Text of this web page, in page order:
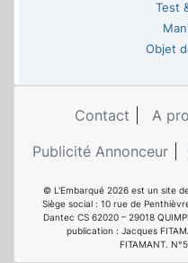
Test
Objet
Contact
A
Publicité Annonceur
© L'Embarqué 2026 est un site
Siège social : 10 rue de
Dantec CS 62020 – 29018
publication : Jacques
FITAMANT.